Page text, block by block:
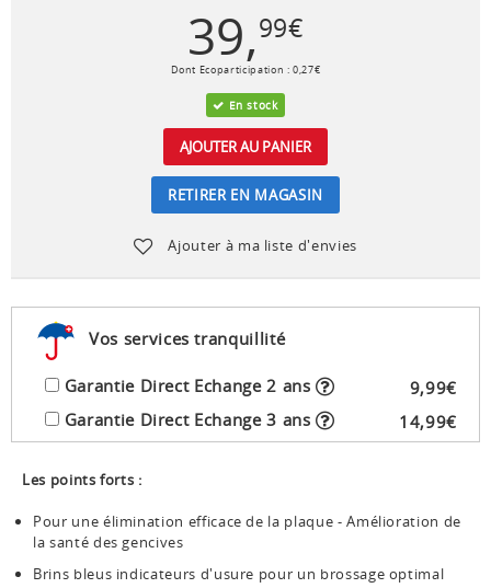
39,99€
Dont Ecoparticipation :0,27€
En stock
AJOUTER AU PANIER
RETIRER EN MAGASIN
Ajouter à ma liste d'envies
Vos services tranquillité
Garantie Direct Echange 2 ans 9,99€
Garantie Direct Echange 3 ans
14,99€
Les points forts :
Pour une élimination efficace de la plaque - Amélioration de
la santé des gencives
Brins bleus indicateurs d'usure pour un brossage optimal